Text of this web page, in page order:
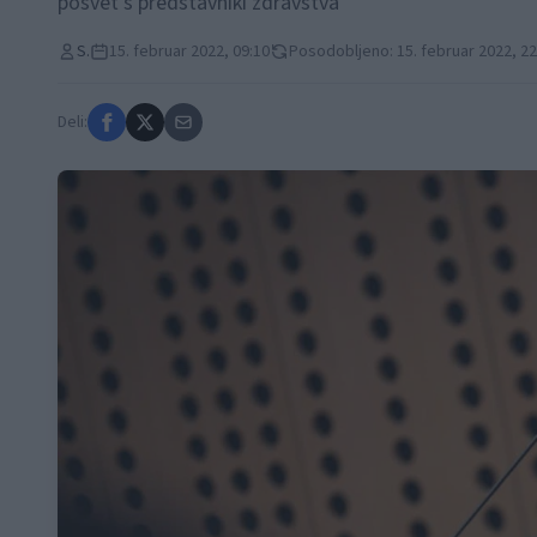
S. 15. februar 2022, 09:10 Posodobljeno: 15. februar 2022,
Deli: